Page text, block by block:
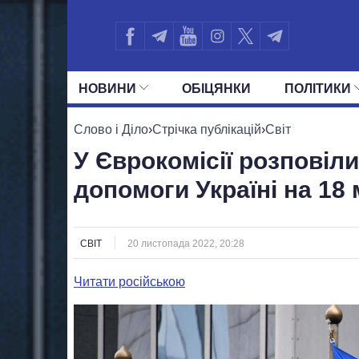
НОВИНИ ОБIЦЯНКИ ПОЛIТИКИ
УСІ ПОЛІТИКИ ПРЕЗИДЕНТ І ОФІС
Слово і Діло›Стрічка публікацій›Світ
У Єврокомісії
допомоги Україні на
СВІТ 20 листопада 2022, 20:28
Читати російською